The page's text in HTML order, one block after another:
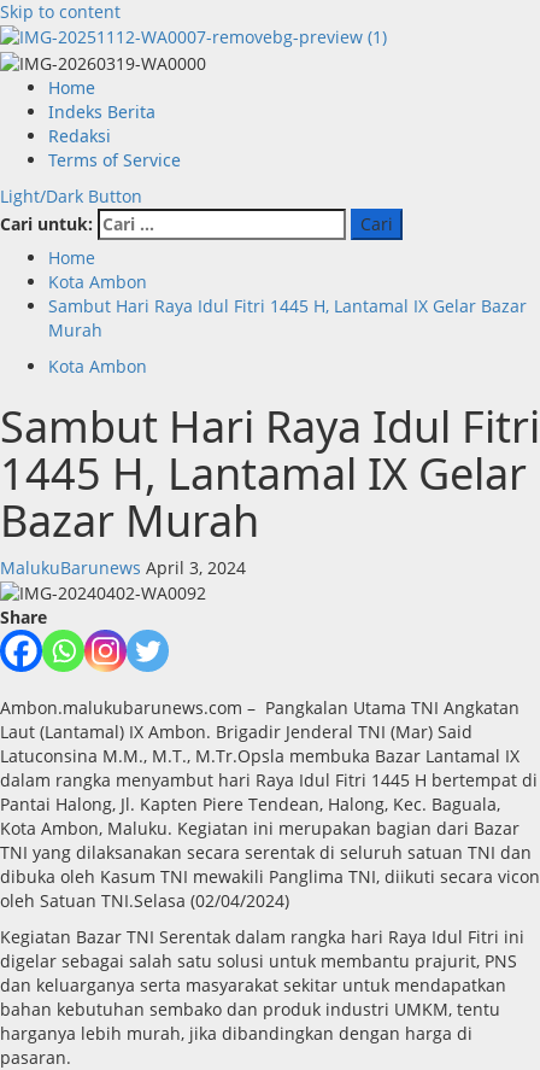
Skip to content
Home
Indeks Berita
Redaksi
Terms of Service
Light/Dark Button
Cari untuk:
Home
Kota Ambon
Sambut Hari Raya Idul Fitri 1445 H, Lantamal IX Gelar Bazar
Murah
Kota Ambon
Sambut Hari Raya Idul Fitri
1445 H, Lantamal IX Gelar
Bazar Murah
MalukuBarunews April 3, 2024
Share
Ambon.malukubarunews.com – Pangkalan Utama TNI Angkatan
Laut (Lantamal) IX Ambon. Brigadir Jenderal TNI (Mar) Said
Latuconsina M.M., M.T., M.Tr.Opsla membuka Bazar Lantamal IX
dalam rangka menyambut hari Raya Idul Fitri 1445 H bertempat di
Pantai Halong, Jl. Kapten Piere Tendean, Halong, Kec. Baguala,
Kota Ambon, Maluku. Kegiatan ini merupakan bagian dari Bazar
TNI yang dilaksanakan secara serentak di seluruh satuan TNI dan
dibuka oleh Kasum TNI mewakili Panglima TNI, diikuti secara vicon
oleh Satuan TNI.Selasa (02/04/2024)
Ke­giatan Bazar TNI Serentak dalam rangka hari Raya Idul Fitri ini
digelar sebagai salah satu solusi untuk membantu praju­rit, PNS
dan keluarganya serta masyarakat sekitar untuk mendapatkan
bahan kebutuhan sembako dan produk industri UMKM, tentu
harganya lebih murah, jika dibandingkan dengan harga di
pasaran.